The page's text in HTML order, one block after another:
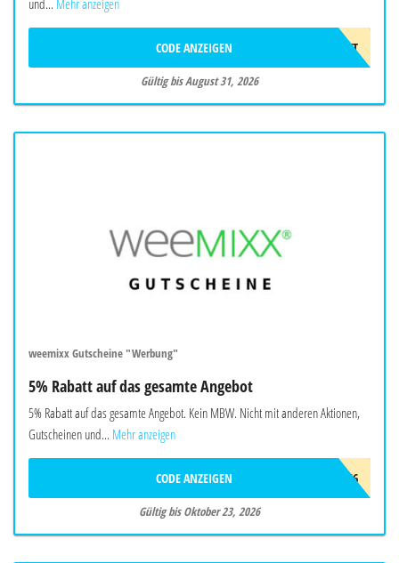
75€RABATT
CODE ANZEIGEN
Gültig bis August 31, 2026
weemixx Gutscheine "Werbung"
5% Rabatt auf das gesamte Angebot
5% Rabatt auf das gesamte Angebot. Kein MBW. Nicht mit anderen Aktionen,
Gutscheinen und... Mehr anzeigen
ADC9966
CODE ANZEIGEN
Gültig bis Oktober 23, 2026